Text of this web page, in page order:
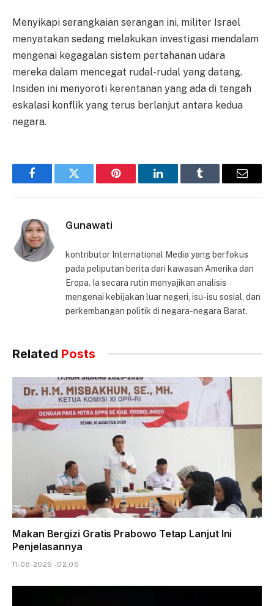
Menyikapi serangkaian serangan ini, militer Israel
menyatakan sedang melakukan investigasi mendalam
mengenai kegagalan sistem pertahanan udara
mereka dalam mencegat rudal-rudal yang datang.
Insiden ini menyoroti kerentanan yang ada di tengah
eskalasi konflik yang terus berlanjut antara kedua
negara.
FacebookTwitter Pinterest LinkedInTumblr Email
Gunawati
kontributor International Media yang berfokus
pada peliputan berita dari kawasan Amerika dan
Eropa. Ia secara rutin menyajikan analisis
mengenai kebijakan luar negeri, isu-isu sosial, dan
perkembangan politik di negara-negara Barat.
Related Posts
Makan Bergizi Gratis Prabowo Tetap Lanjut Ini
Penjelasannya
11-08-2026 - 02.06